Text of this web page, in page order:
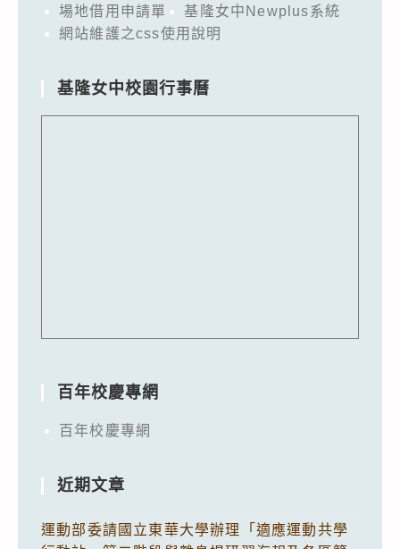
場地借用申請單
基隆女中Newplus系統
網站維護之css使用說明
基隆女中校園行事曆
百年校慶專網
百年校慶專網
近期文章
運動部委請國立東華大學辦理「適應運動共學